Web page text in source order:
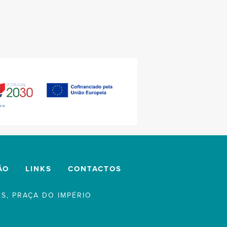
LINKS CONTACTOS
PRAÇA DO IMPÉRIO